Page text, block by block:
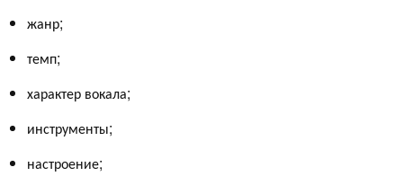
жанр;
темп;
характер вокала;
инструменты;
настроение;